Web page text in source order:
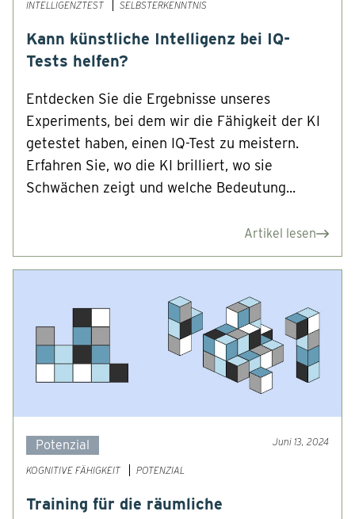
INTELLIGENZTEST SELBSTERKENNTNIS
Kann künstliche Intelligenz bei IQ-
Tests helfen?
Entdecken Sie die Ergebnisse unseres
Experiments, bei dem wir die Fähigkeit der KI
getestet haben, einen IQ-Test zu meistern.
Erfahren Sie, wo die KI brilliert, wo sie
Schwächen zeigt und welche Bedeutung...
Artikel lesen
Potenzial Juni 13, 2024
KOGNITIVE FÄHIGKEIT POTENZIAL
Training für die räumliche